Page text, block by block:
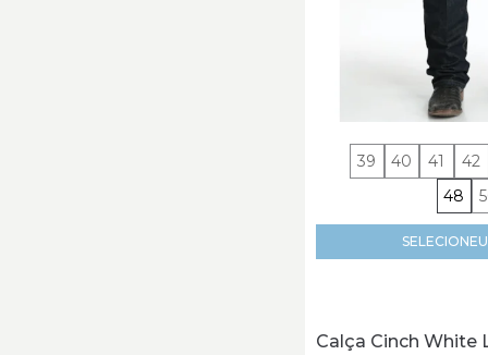
39 40 41 42
48
SELECIONE
Calça Cinch White